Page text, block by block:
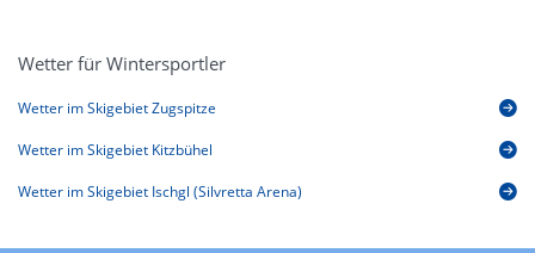
Wetter für Wintersportler
Wetter im Skigebiet Zugspitze
Wetter im Skigebiet Kitzbühel
Wetter im Skigebiet Ischgl (Silvretta Arena)